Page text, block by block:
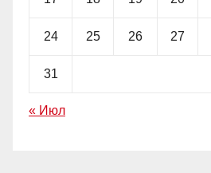
24 25 26 27
31
« Июл